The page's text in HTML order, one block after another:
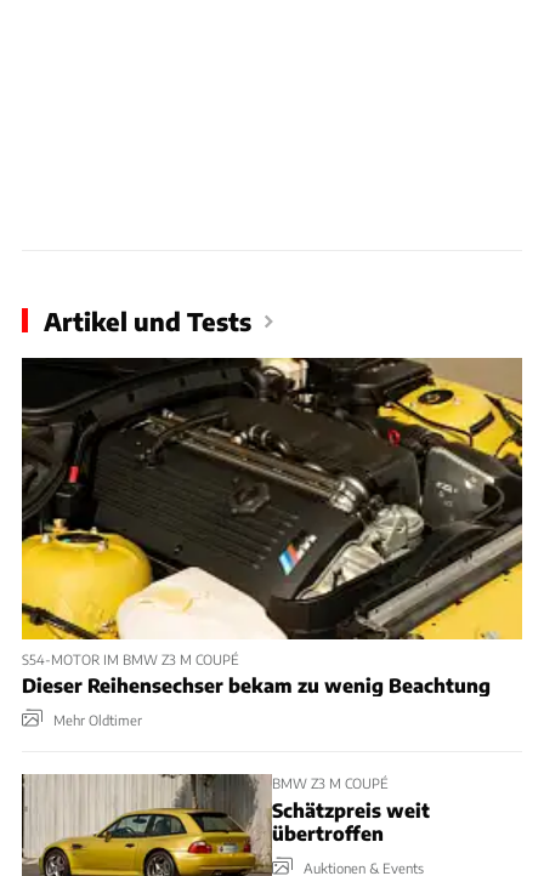
Artikel und Tests
S54-MOTOR IM BMW Z3 M COUPÉ
Dieser Reihensechser bekam zu wenig Beachtung
Mehr Oldtimer
BMW Z3 M COUPÉ
Schätzpreis weit
übertroffen
Auktionen & Events